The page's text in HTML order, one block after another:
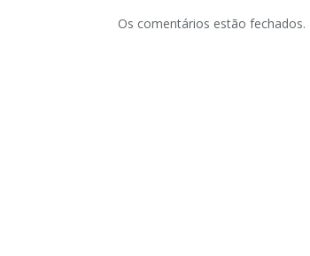
Os comentários estão fechados.